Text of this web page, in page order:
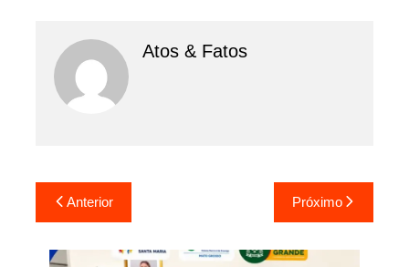
Atos & Fatos
Navegação
de
Post
Anterior Próximo